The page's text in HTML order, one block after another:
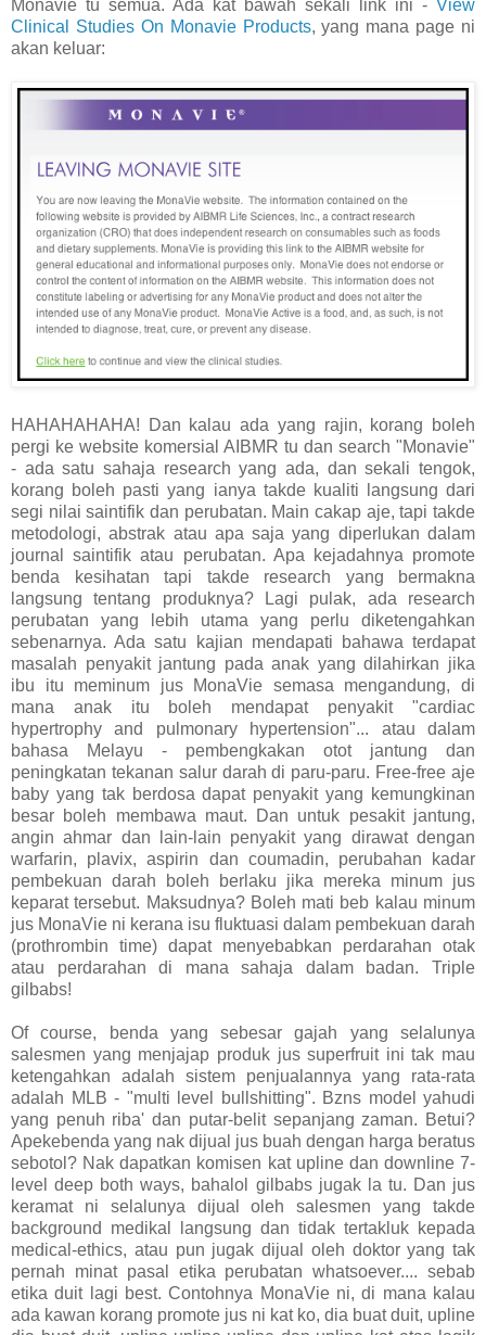
Monavie tu semua. Ada kat bawah sekali link ini - View
Clinical Studies On Monavie Products, yang mana page ni
akan keluar:
HAHAHAHAHA! Dan kalau ada yang rajin, korang boleh
pergi ke website komersial AIBMR tu dan search "Monavie"
- ada satu sahaja research yang ada, dan sekali tengok,
korang boleh pasti yang ianya takde kualiti langsung dari
segi nilai saintifik dan perubatan. Main cakap aje, tapi takde
metodologi, abstrak atau apa saja yang diperlukan dalam
journal saintifik atau perubatan. Apa kejadahnya promote
benda kesihatan tapi takde research yang bermakna
langsung tentang produknya? Lagi pulak, ada research
perubatan yang lebih utama yang perlu diketengahkan
sebenarnya. Ada satu kajian mendapati bahawa terdapat
masalah penyakit jantung pada anak yang dilahirkan jika
ibu itu meminum jus MonaVie semasa mengandung, di
mana anak itu boleh mendapat penyakit "cardiac
hypertrophy and pulmonary hypertension"... atau dalam
bahasa Melayu - pembengkakan otot jantung dan
peningkatan tekanan salur darah di paru-paru. Free-free aje
baby yang tak berdosa dapat penyakit yang kemungkinan
besar boleh membawa maut. Dan untuk pesakit jantung,
angin ahmar dan lain-lain penyakit yang dirawat dengan
warfarin, plavix, aspirin dan coumadin, perubahan kadar
pembekuan darah boleh berlaku jika mereka minum jus
keparat tersebut. Maksudnya? Boleh mati beb kalau minum
jus MonaVie ni kerana isu fluktuasi dalam pembekuan darah
(prothrombin time) dapat menyebabkan perdarahan otak
atau perdarahan di mana sahaja dalam badan. Triple
gilbabs!
Of course, benda yang sebesar gajah yang selalunya
salesmen yang menjajap produk jus superfruit ini tak mau
ketengahkan adalah sistem penjualannya yang rata-rata
adalah MLB - "multi level bullshitting". Bzns model yahudi
yang penuh riba' dan putar-belit sepanjang zaman. Betui?
Apekebenda yang nak dijual jus buah dengan harga beratus
sebotol? Nak dapatkan komisen kat upline dan downline 7-
level deep both ways, bahalol gilbabs jugak la tu. Dan jus
keramat ni selalunya dijual oleh salesmen yang takde
background medikal langsung dan tidak tertakluk kepada
medical-ethics, atau pun jugak dijual oleh doktor yang tak
pernah minat pasal etika perubatan whatsoever.... sebab
etika duit lagi best. Contohnya MonaVie ni, di mana kalau
ada kawan korang promote jus ni kat ko, dia buat duit, upline